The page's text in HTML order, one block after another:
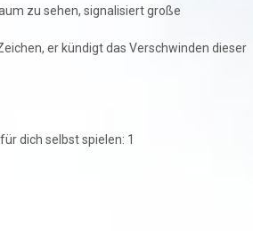
zu sehen, signalisiert große
er kündigt das Verschwinden dieser
dich selbst spielen: 1